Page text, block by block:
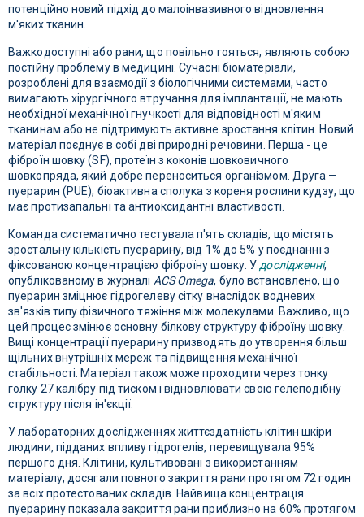
потенційно новий підхід до малоінвазивного відновлення
м'яких тканин.
Важкодоступні або рани, що повільно гояться, являють собою
постійну проблему в медицині. Сучасні біоматеріали,
розроблені для взаємодії з біологічними системами, часто
вимагають хірургічного втручання для імплантації, не мають
необхідної механічної гнучкості для відповідності м'яким
тканинам або не підтримують активне зростання клітин. Новий
матеріал поєднує в собі дві природні речовини. Перша - це
фіброїн шовку (SF), протеїн з коконів шовковичного
шовкопряда, який добре переноситься організмом. Друга —
пуерарин (PUE), біоактивна сполука з кореня рослини кудзу, що
має протизапальні та антиоксидантні властивості.
Команда систематично тестувала п'ять складів, що містять
зростальну кількість пуерарину, від 1% до 5% у поєднанні з
фіксованою концентрацією фіброїну шовку. Удослідженні,
опублікованому в журналі ACS Omega, було встановлено, що
пуерарин зміцнює гідрогелеву сітку внаслідок водневих
зв'язків типу фізичного тяжіння між молекулами. Важливо, що
цей процес змінює основну білкову структуру фіброїну шовку.
Вищі концентрації пуерарину призводять до утворення більш
щільних внутрішніх мереж та підвищення механічної
стабільності. Матеріал також може проходити через тонку
голку 27 калібру під тиском і відновлювати свою гелеподібну
структуру після ін'єкції.
У лабораторних дослідженнях життєздатність клітин шкіри
людини, підданих впливу гідрогелів, перевищувала 95%
першого дня. Клітини, культивовані з використанням
матеріалу, досягали повного закриття рани протягом 72 годин
за всіх протестованих складів. Найвища концентрація
пуерарину показала закриття рани приблизно на 60% протягом